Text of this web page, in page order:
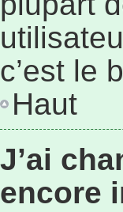
c’est le
Haut
J’ai
encore